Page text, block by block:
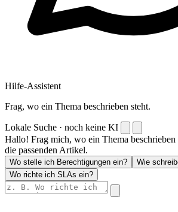
Hilfe-Assistent
Frag, wo ein Thema beschrieben steht.
Lokale Suche · noch keine KI
Hallo! Frag mich, wo ein Thema
die passenden Artikel.
Wo stelle ich Berechtigungen ein?
Wie
Wo richte ich SLAs ein?